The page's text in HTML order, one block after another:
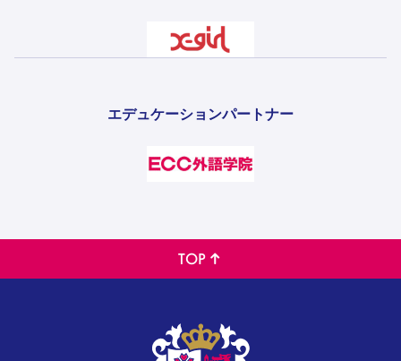
エデュケーションパートナー
TOP